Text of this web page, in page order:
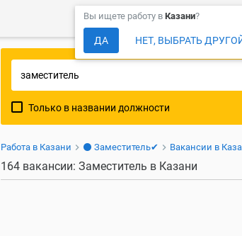
Более 150 000
Вы ищете работу в Казани?
ДА НЕТ, ВЫБРАТЬ
Только в названии должности
Работа в Казани ⚫ Заместитель✔ Вакансии в
164 вакансии: Заместитель в Казани